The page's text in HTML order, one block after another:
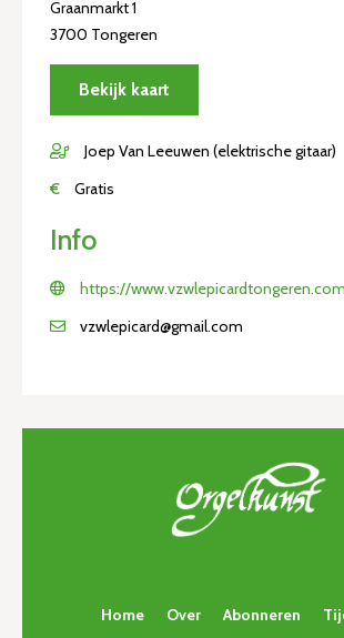
Graanmarkt 1
3700 Tongeren
Bekijk kaart
Joep Van Leeuwen (elektrische gitaar)
€
Gratis
Info
https://www.vzwlepicardtongeren.com
vzwlepicard@gmail.com
Home Over Abonneren